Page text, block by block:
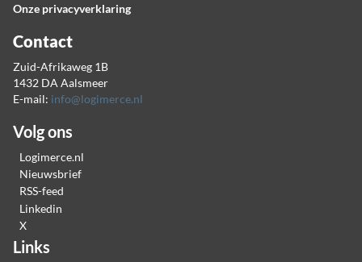
Onze privacyverklaring
Contact
Zuid-Afrikaweg 1B
1432 DA Aalsmeer
E-mail: info@logimerce.nl
Volg ons
Logimerce.nl
Nieuwsbrief
RSS-feed
Linkedin
X
Links